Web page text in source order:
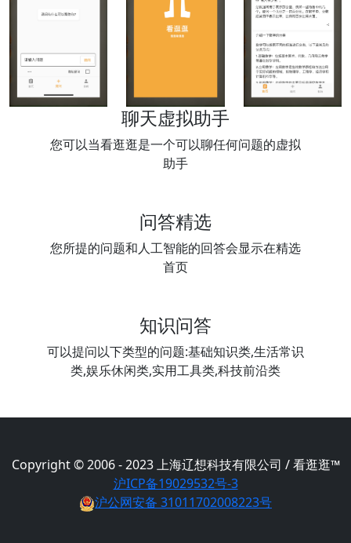
聊天虚拟助手
您可以当看逛逛是一个可以聊任何问题的虚拟
助手
问答精选
您所提的问题和人工智能的回答会显示在精选
首页
知识问答
可以提问以下类型的问题:基础知识类,生活常识
类,娱乐休闲类,实用工具类,科技前沿类
Copyright © 2006 - 2023 上海辽想科技有限公司 / 看逛逛™
沪ICP备19029532号-3
沪公网安备 31011702008223号